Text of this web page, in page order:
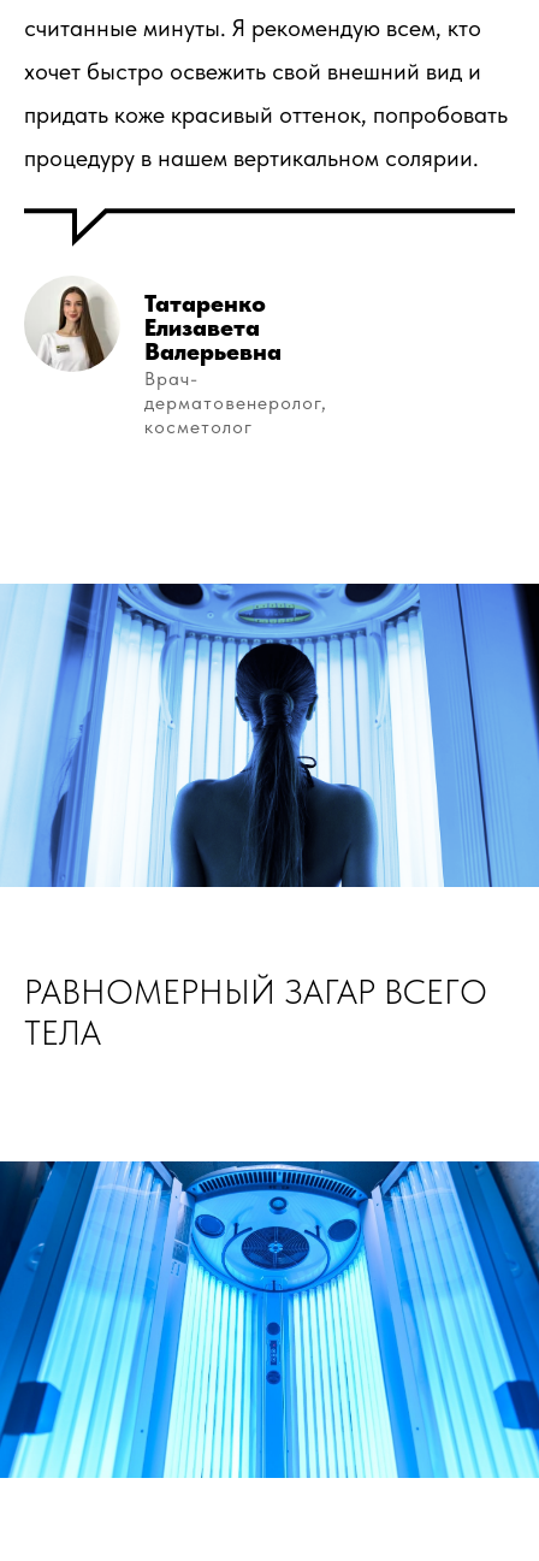
считанные минуты. Я рекомендую всем, кто
хочет быстро освежить свой внешний вид и
придать коже красивый оттенок, попробовать
процедуру в нашем вертикальном солярии.
Татаренко
Елизавета
Валерьевна
Врач-
дерматовенеролог,
косметолог
РАВНОМЕРНЫЙ ЗАГАР ВСЕГО
ТЕЛА